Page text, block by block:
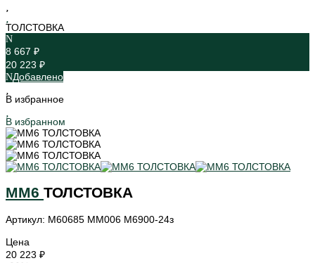
ТОЛСТОВКА
8 667 ₽
20 223 ₽
Добавлено
В избранное
В избранном
MM6 ТОЛСТОВКА
Артикул: M60685 MM006 M6900-24з
Цена
20 223 ₽